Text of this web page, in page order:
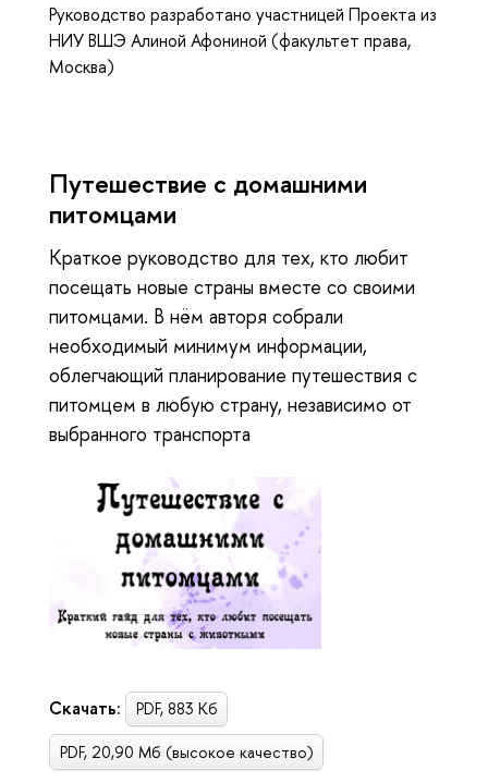
Руководство разработано участницей Проекта из
НИУ ВШЭ Алиной Афониной (факультет права,
Москва)
Путешествие с домашними
питомцами
Краткое руководство для тех, кто любит
посещать новые страны вместе со своими
питомцами. В нём авторя собрали
необходимый минимум информации,
облегчающий планирование путешествия с
питомцем в любую страну, независимо от
выбранного транспорта
Cкачать: PDF, 883 Кб
PDF, 20,90 Мб (высокое качество)